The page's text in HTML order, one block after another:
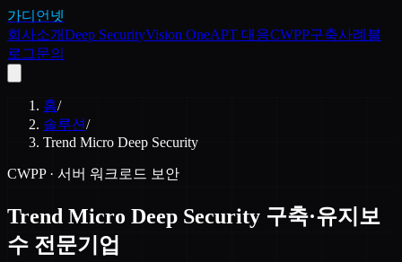
가디언넷
회사소개Deep SecurityVision OneAPT 대응CWPP구축사례 블
로그문의
홈/
솔루션/
Trend Micro Deep Security
CWPP · 서버 워크로드 보안
Trend Micro Deep Security 구축·유지보
수 전문기업